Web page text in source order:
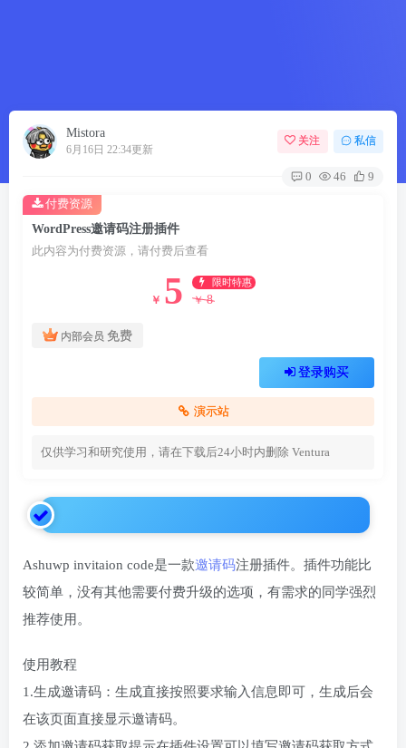
Mistora
6月16日 22:34更新
关注 私信
0 46 9
WordPress邀请码注册插件
此内容为付费资源，请付费后查看
￥ 5 限时特惠
￥ 8
内部会员 免费
登录购买
演示站
仅供学习和研究使用，请在下载后24小时内删除 Ventura
付费资源
Ashuwp invitaion code是一款邀请码注册插件。插件功能比
较简单，没有其他需要付费升级的选项，有需求的同学强烈
推荐使用。
使用教程
1.生成邀请码：生成直接按照要求输入信息即可，生成后会
在该页面直接显示邀请码。